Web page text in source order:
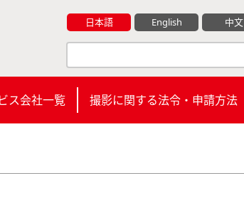
日本語 English 中文
ス会社一覧 撮影に関する法令・申請方法